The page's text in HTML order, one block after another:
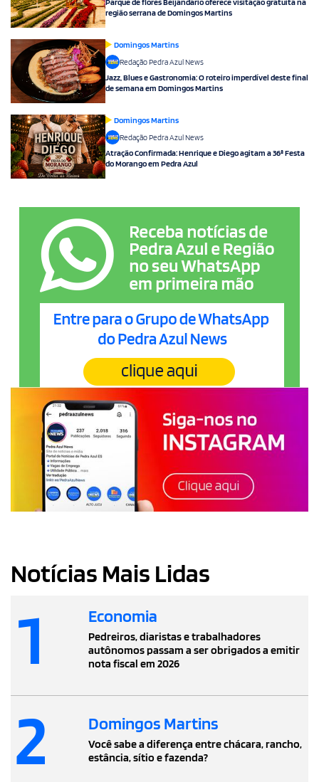
região serrana de Domingos Martins
Domingos Martins
Redação Pedra Azul News
Jazz, Blues e Gastronomia: O roteiro imperdível deste final
de semana em Domingos Martins
Domingos Martins
Redação Pedra Azul News
Atração Confirmada: Henrique e Diego agitam a 36ª Festa
do Morango em Pedra Azul
Notícias Mais Lidas
1 Economia
Pedreiros, diaristas e trabalhadores
autônomos passam a ser obrigados a emitir
nota fiscal em 2026
2 Domingos Martins
Você sabe a diferença entre chácara, rancho,
estância, sítio e fazenda?